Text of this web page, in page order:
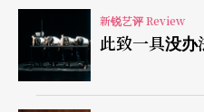
新锐艺评 Review
此致一具没